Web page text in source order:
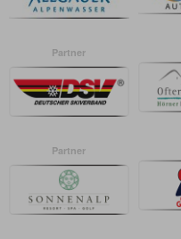
Partner
Partner